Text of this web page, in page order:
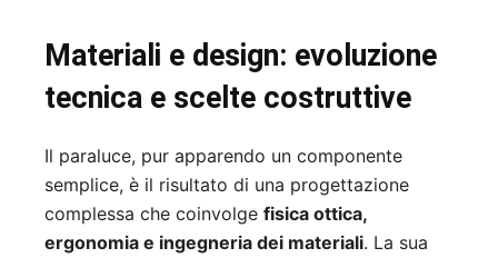
Materiali e design: evoluzione
tecnica e scelte costruttive
Il paraluce, pur apparendo un componente
semplice, è il risultato di una progettazione
complessa che coinvolge fisica ottica,
ergonomia e ingegneria dei materiali. La sua